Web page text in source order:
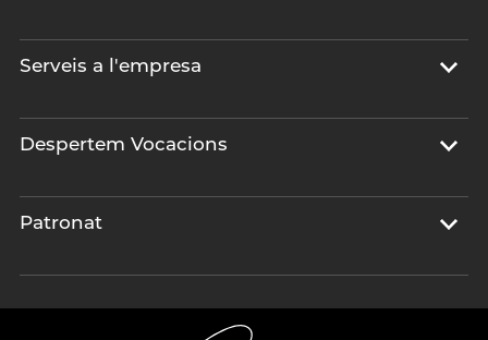
Serveis a l'empresa
Despertem Vocacions
Patronat